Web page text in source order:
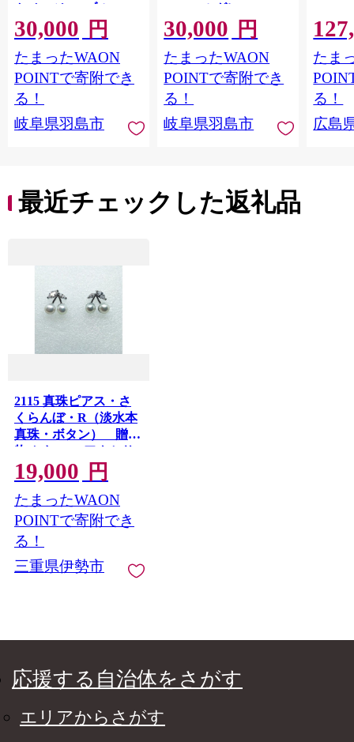
トベージュ×ブルー)
【1765285】
30,000 円
たまったWAON
POINTで寄附でき
る！
岐阜県羽島市
ャコールグレー)
【1764951】
30,000 円
たまったWAON
POINTで寄附でき
る！
岐阜県羽島市
たま
る！
広島
最近チェックした返礼品
2115 真珠ピアス・さ
くらんぼ・R（淡水本
真珠・ボタン） 贈り
物 かわいい アクセサ
リー カジュアル オシ
ャレ クリスマスプレ
ゼント チェリー
19,000 円
たまったWAON
POINTで寄附でき
る！
三重県伊勢市
応援する自治体をさがす
エリアからさがす